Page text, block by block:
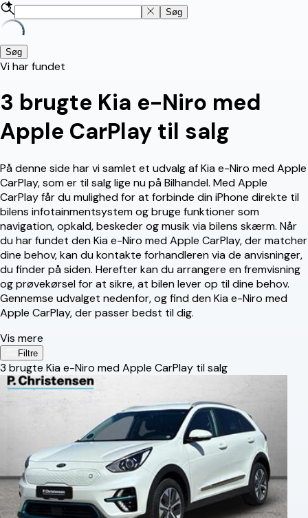
Søg
Søg
Vi har fundet
3 brugte Kia e-Niro med
Apple CarPlay til salg
På denne side har vi samlet et udvalg af Kia e-Niro med Apple
CarPlay, som er til salg lige nu på Bilhandel. Med Apple
CarPlay får du mulighed for at forbinde din iPhone direkte til
bilens infotainmentsystem og bruge funktioner som
navigation, opkald, beskeder og musik via bilens skærm. Når
du har fundet den Kia e-Niro med Apple CarPlay, der matcher
dine behov, kan du kontakte forhandleren via de anvisninger,
du finder på siden. Herefter kan du arrangere en fremvisning
og prøvekørsel for at sikre, at bilen lever op til dine behov.
Gennemse udvalget nedenfor, og find den Kia e-Niro med
Apple CarPlay, der passer bedst til dig.
Vis mere
Filtre
3 brugte Kia e-Niro med Apple CarPlay til salg